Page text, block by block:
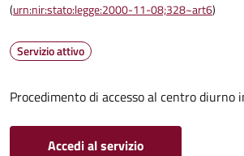
(urn:nir:stato:legge:2000-11-08;328~art6)
Servizio attivo
Procedimento di accesso al centro diurno
Accedi al servizio